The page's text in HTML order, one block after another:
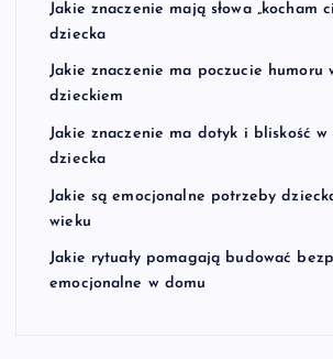
Jakie znaczenie mają słowa „kocham
dziecka
Jakie znaczenie ma poczucie humoru
dzieckiem
Jakie znaczenie ma dotyk i bliskość w
dziecka
Jakie są emocjonalne potrzeby
wieku
Jakie rytuały pomagają budować
emocjonalne w domu